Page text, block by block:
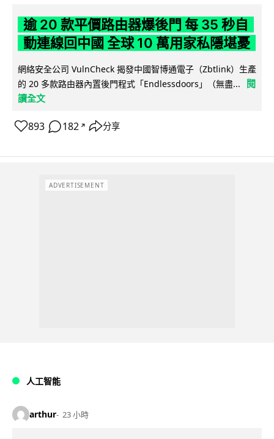
逾 20 款平價路由器爆後門 每 35 秒自
動連線回中國 全球 10 萬用家私隱堪憂
網絡安全公司 VulnCheck 揭發中國智博通電子（Zbtlink）生產
的 20 多款路由器內置後門程式「Endlessdoors」（無盡...
閱
讀全文
893 182 ↗ 分享
ADVERTISEMENT
人工智能
arthur 23 小時